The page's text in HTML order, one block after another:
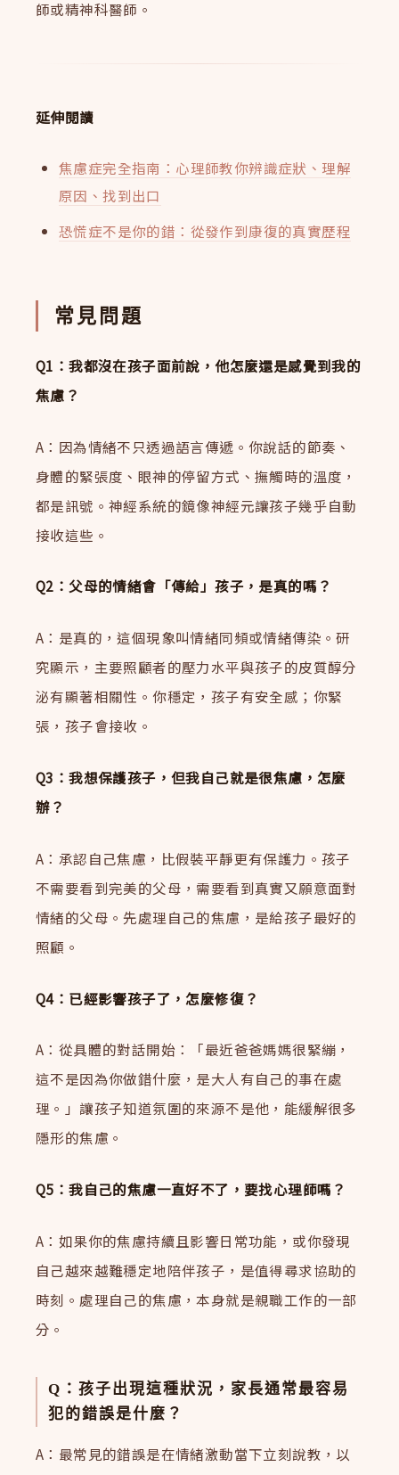
師或精神科醫師。
延伸閱讀
焦慮症完全指南：心理師教你辨識症狀、理解
原因、找到出口
恐慌症不是你的錯：從發作到康復的真實歷程
常見問題
Q1：我都沒在孩子面前說，他怎麼還是感覺到我的
焦慮？
A：因為情緒不只透過語言傳遞。你說話的節奏、
身體的緊張度、眼神的停留方式、撫觸時的溫度，
都是訊號。神經系統的鏡像神經元讓孩子幾乎自動
接收這些。
Q2：父母的情緒會「傳給」孩子，是真的嗎？
A：是真的，這個現象叫情緒同頻或情緒傳染。研
究顯示，主要照顧者的壓力水平與孩子的皮質醇分
泌有顯著相關性。你穩定，孩子有安全感；你緊
張，孩子會接收。
Q3：我想保護孩子，但我自己就是很焦慮，怎麼
辦？
A：承認自己焦慮，比假裝平靜更有保護力。孩子
不需要看到完美的父母，需要看到真實又願意面對
情緒的父母。先處理自己的焦慮，是給孩子最好的
照顧。
Q4：已經影響孩子了，怎麼修復？
A：從具體的對話開始：「最近爸爸媽媽很緊繃，
這不是因為你做錯什麼，是大人有自己的事在處
理。」讓孩子知道氛圍的來源不是他，能緩解很多
隱形的焦慮。
Q5：我自己的焦慮一直好不了，要找心理師嗎？
A：如果你的焦慮持續且影響日常功能，或你發現
自己越來越難穩定地陪伴孩子，是值得尋求協助的
時刻。處理自己的焦慮，本身就是親職工作的一部
分。
Q：孩子出現這種狀況，家長通常最容易
犯的錯誤是什麼？
A：最常見的錯誤是在情緒激動當下立刻說教，以